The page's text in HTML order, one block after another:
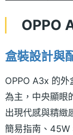
OPPO
盒裝設計與
OPPO A3x 的
為主，中央顯眼
出現代感與精緻
簡易指南、45W